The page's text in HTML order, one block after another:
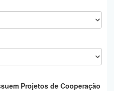
Projetos de Cooperação